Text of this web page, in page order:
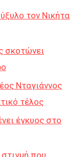
τον Νικήτα
σκοτώνει
Νταγιάννος
τέλος
έγκυος στο